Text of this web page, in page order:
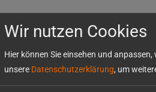
Wir nutzen Cookies
Hier können Sie einsehen und
unsere Datenschutzerklärung, um